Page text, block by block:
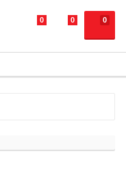
0
0 0